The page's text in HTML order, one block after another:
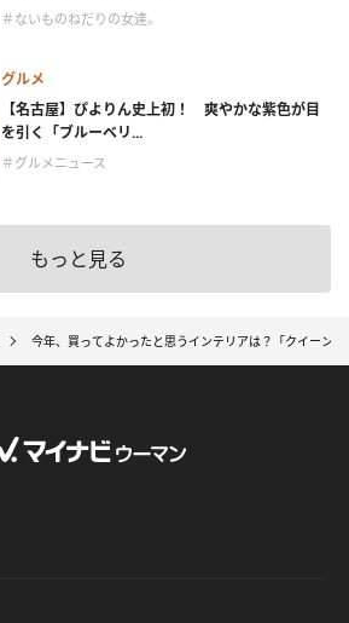
＃ないものねだりの女達。
グルメ
【名古屋】ぴよりん史上初！ 爽やかな紫色が目
を引く「ブルーベリ...
＃グルメニュース
もっと見る
今年、買ってよかったと思うインテリアは？「クイーン